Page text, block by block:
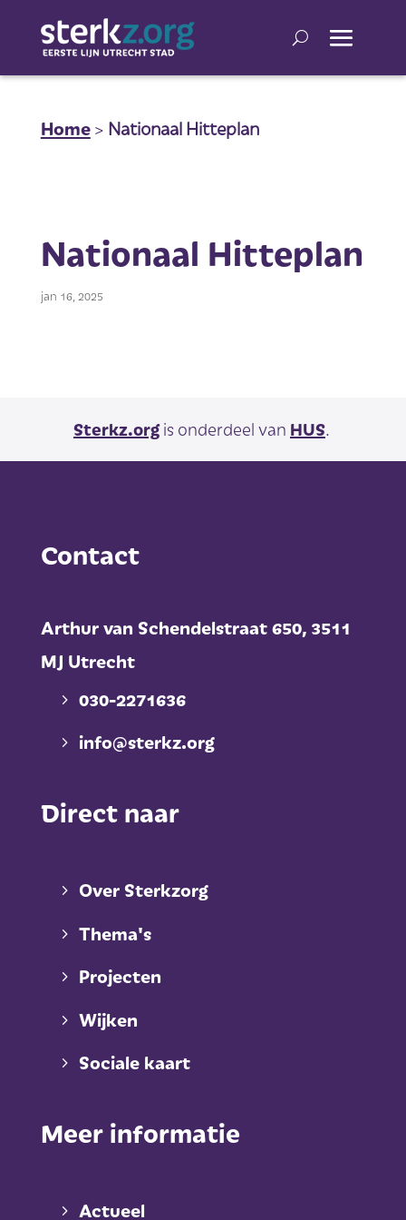
Home> Nationaal Hitteplan
Nationaal Hitteplan
jan 16, 2025
Sterkz.orgis onderdeel van HUS.
Contact
Arthur van Schendelstraat 650, 3511
MJ Utrecht
030-2271636
info@sterkz.org
Direct naar
Over Sterkzorg
Thema's
Projecten
Wijken
Sociale kaart
Meer informatie
Actueel